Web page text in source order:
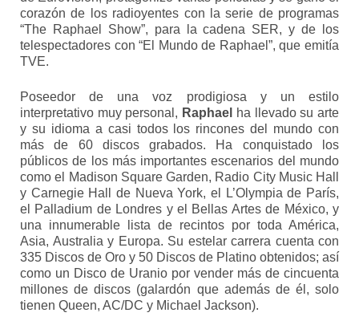
corazón de los radioyentes con la serie de programas
“The Raphael Show”, para la cadena SER, y de los
telespectadores con “El Mundo de Raphael”, que emitía
TVE.
Poseedor de una voz prodigiosa y un estilo
interpretativo muy personal, Raphael
ha llevado su arte
y su idioma a casi todos los rincones del mundo con
más de 60 discos grabados. Ha conquistado los
públicos de los más importantes escenarios del mundo
como el Madison Square Garden, Radio City Music Hall
y Carnegie Hall de Nueva York, el L’Olympia de París,
el Palladium de Londres y el Bellas Artes de México, y
una innumerable lista de recintos por toda América,
Asia, Australia y Europa. Su estelar carrera cuenta con
335 Discos de Oro y 50 Discos de Platino obtenidos; así
como un Disco de Uranio por vender más de cincuenta
millones de discos (galardón que además de él, solo
tienen Queen, AC/DC y Michael Jackson).